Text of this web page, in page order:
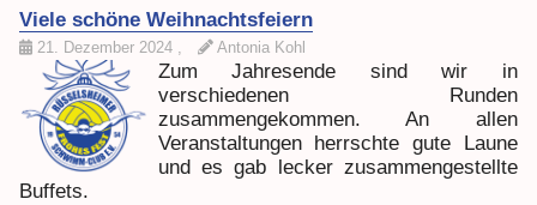
Viele schöne Weihnachtsfeiern
21. Dezember 2024 , Antonia Kohl
Zum Jahresende sind wir in
verschiedenen Runden
zusammengekommen. An allen
Veranstaltungen herrschte gute Laune
und es gab lecker zusammengestellte
Buffets.